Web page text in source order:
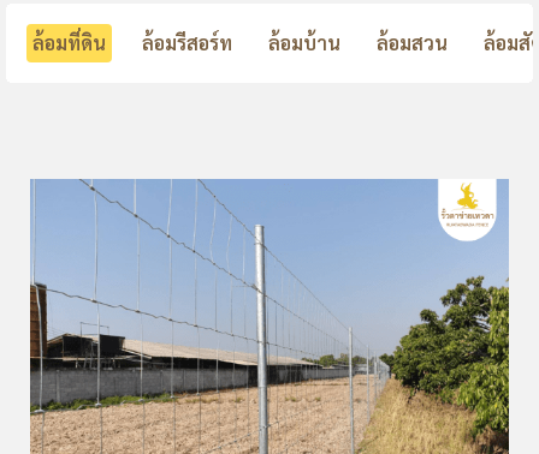
ล้อมที่ดิน ล้อมรีสอร์ท ล้อมบ้าน ล้อมสวน ล้อมสั